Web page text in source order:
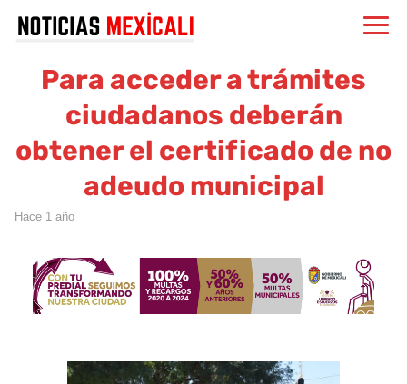
Para acceder a trámites
ciudadanos deberán
obtener el certificado de no
adeudo municipal
hace 1 año